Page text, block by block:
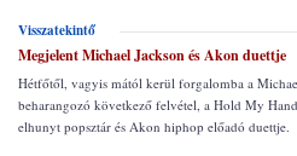
Visszatekintő
Megjelent Michael Jackson és Akon duettje
Hétfőtől, vagyis mától kerül forgalomba a
beharangozó következő felvétel, a Hold My
elhunyt popsztár és Akon hiphop előadó duettje.